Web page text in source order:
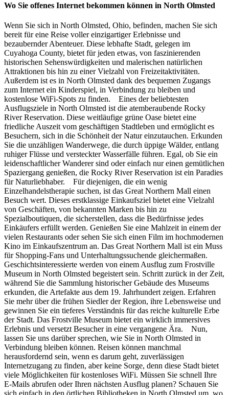
Wo Sie offenes Internet bekommen können in North Olmsted
Wenn Sie sich in North Olmsted, Ohio, befinden, machen Sie sich
bereit für eine Reise voller einzigartiger Erlebnisse und
bezaubernder Abenteuer. Diese lebhafte Stadt, gelegen im
Cuyahoga County, bietet für jeden etwas, von faszinierenden
historischen Sehenswürdigkeiten und malerischen natürlichen
Attraktionen bis hin zu einer Vielzahl von Freizeitaktivitäten.
Außerdem ist es in North Olmsted dank des bequemen Zugangs
zum Internet ein Kinderspiel, in Verbindung zu bleiben und
kostenlose WiFi-Spots zu finden. Eines der beliebtesten
Ausflugsziele in North Olmsted ist die atemberaubende Rocky
River Reservation. Diese weitläufige grüne Oase bietet eine
friedliche Auszeit vom geschäftigen Stadtleben und ermöglicht es
Besuchern, sich in die Schönheit der Natur einzutauchen. Erkunden
Sie die unzähligen Wanderwege, die durch üppige Wälder, entlang
ruhiger Flüsse und versteckter Wasserfälle führen. Egal, ob Sie ein
leidenschaftlicher Wanderer sind oder einfach nur einen gemütlichen
Spaziergang genießen, die Rocky River Reservation ist ein Paradies
für Naturliebhaber. Für diejenigen, die ein wenig
Einzelhandelstherapie suchen, ist das Great Northern Mall einen
Besuch wert. Dieses erstklassige Einkaufsziel bietet eine Vielzahl
von Geschäften, von bekannten Marken bis hin zu
Spezialboutiquen, die sicherstellen, dass die Bedürfnisse jedes
Einkäufers erfüllt werden. Genießen Sie eine Mahlzeit in einem der
vielen Restaurants oder sehen Sie sich einen Film im hochmodernen
Kino im Einkaufszentrum an. Das Great Northern Mall ist ein Muss
für Shopping-Fans und Unterhaltungssuchende gleichermaßen.
Geschichtsinteressierte werden von einem Ausflug zum Frostville
Museum in North Olmsted begeistert sein. Schritt zurück in der Zeit,
während Sie die Sammlung historischer Gebäude des Museums
erkunden, die Artefakte aus dem 19. Jahrhundert zeigen. Erfahren
Sie mehr über die frühen Siedler der Region, ihre Lebensweise und
gewinnen Sie ein tieferes Verständnis für das reiche kulturelle Erbe
der Stadt. Das Frostville Museum bietet ein wirklich immersives
Erlebnis und versetzt Besucher in eine vergangene Ära. Nun,
lassen Sie uns darüber sprechen, wie Sie in North Olmsted in
Verbindung bleiben können. Reisen können manchmal
herausfordernd sein, wenn es darum geht, zuverlässigen
Internetzugang zu finden, aber keine Sorge, denn diese Stadt bietet
viele Möglichkeiten für kostenloses WiFi. Müssen Sie schnell Ihre
E-Mails abrufen oder Ihren nächsten Ausflug planen? Schauen Sie
sich einfach in den örtlichen Bibliotheken in North Olmsted um, wo